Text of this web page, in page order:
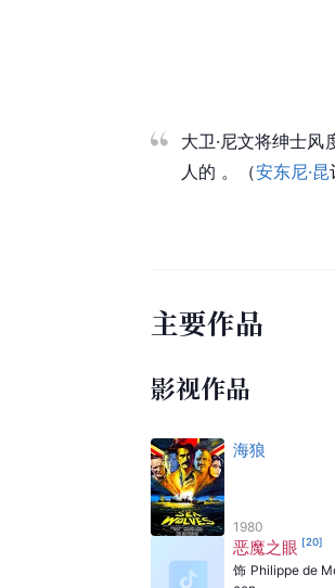
大卫·尼文将绅士
人的 。（安东尼·昆
主要作品
影视作品
海狼
1980
恶魔之眼 [20]
饰 Philippe de